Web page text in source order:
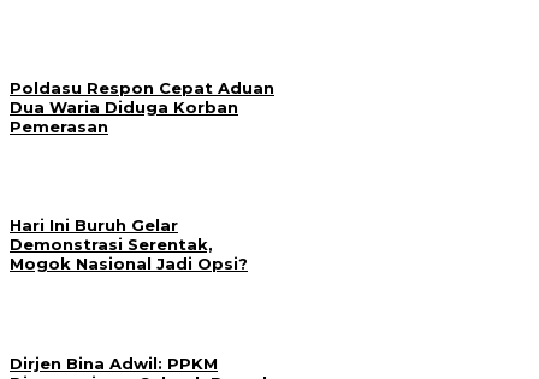
Poldasu Respon Cepat Aduan
Dua Waria Diduga Korban
Pemerasan
Hari Ini Buruh Gelar
Demonstrasi Serentak,
Mogok Nasional Jadi Opsi?
Dirjen Bina Adwil: PPKM